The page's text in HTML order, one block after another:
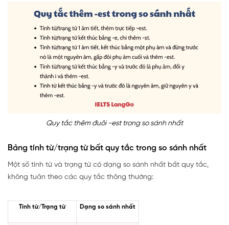
Quy tắc thêm đuôi -est trong so sánh nhất
Bảng tính từ/trạng từ bất quy tắc trong so sánh nhất
Một số tính từ và trạng từ có dạng so sánh nhất bất quy tắc,
không tuân theo các quy tắc thông thường:
Tính từ/Trạng từ Dạng so sánh nhất